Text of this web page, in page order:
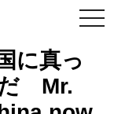
に真っ
だ Mr.